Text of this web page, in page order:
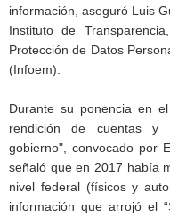
información, aseguró Luis
Instituto de
Protección de Datos
(Infoem).
Durante su ponencia en
rendición de cuentas y
gobierno", convocado por
señaló que en 2017 había
nivel federal (físicos y
información que arrojó el